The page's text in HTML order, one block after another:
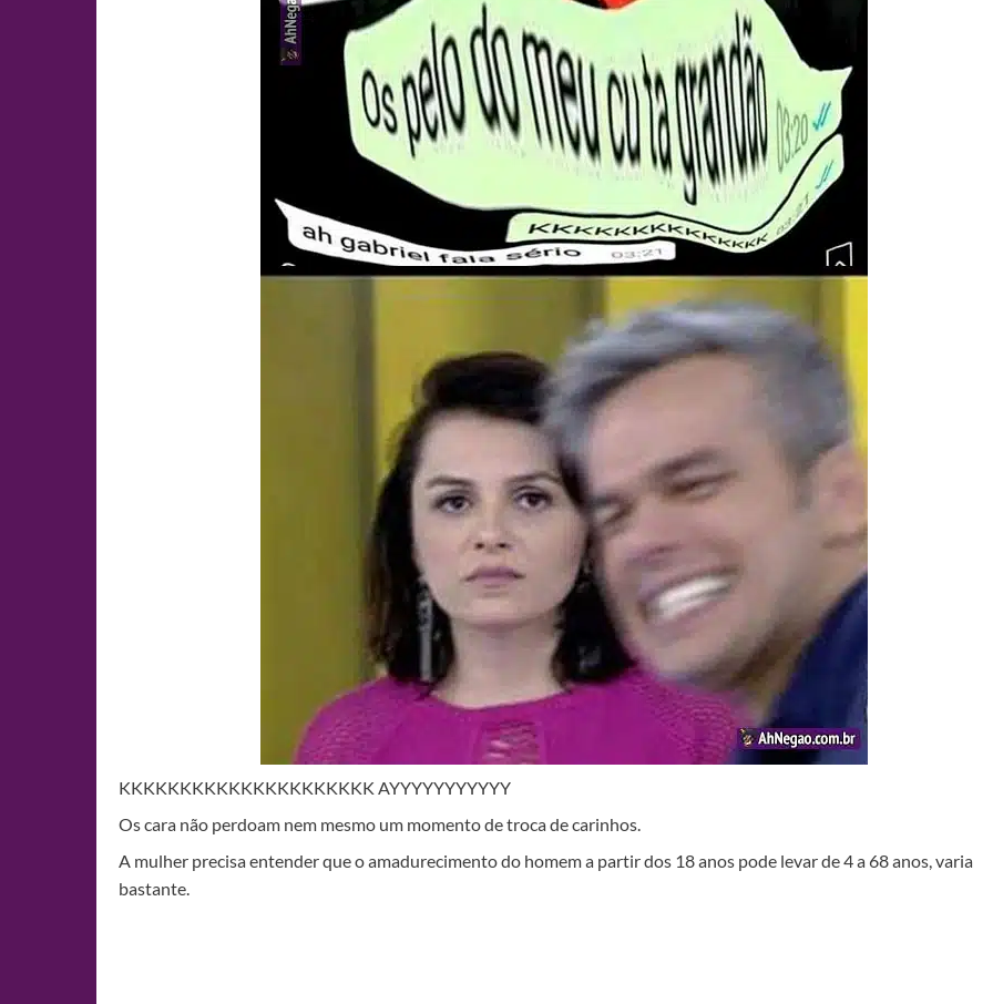
KKKKKKKKKKKKKKKKKKKKK AYYYYYYYYYYY
Os cara não perdoam nem mesmo um momento de troca de carinhos.
A mulher precisa entender que o amadurecimento do homem a partir dos 18 anos pode levar de 4 a 68 anos, varia
bastante.